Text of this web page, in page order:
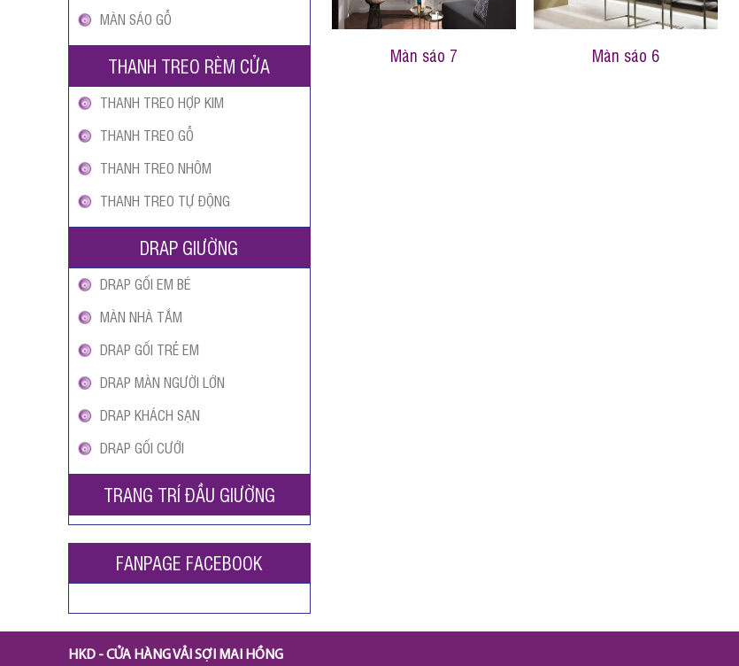
MÀN SÁO GỖ
THANH TREO RÈM CỬA
THANH TREO HỢP KIM
THANH TREO GỖ
THANH TREO NHÔM
THANH TREO TỰ ĐỘNG
DRAP GIƯỜNG
DRAP GỐI EM BÉ
MÀN NHÀ TẮM
DRAP GỐI TRẺ EM
DRAP MÀN NGƯỜI LỚN
DRAP KHÁCH SẠN
DRAP GỐI CƯỚI
TRANG TRÍ ĐẦU GIƯỜNG
FANPAGE FACEBOOK
Màn sáo 7 Màn sáo 6
HKD - CỬA HÀNG VẢI SỢI MAI HỒNG